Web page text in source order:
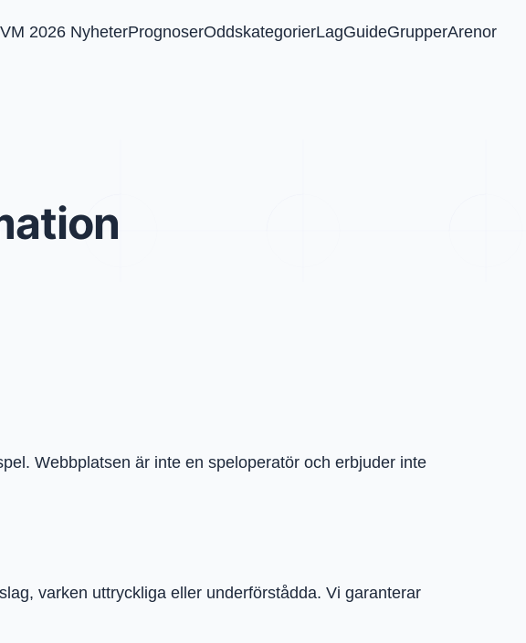
VM 2026 NyheterPrognoserOddskategorierLagGuideGrupperArenor
Webbplatsen är inte en speloperatör och erbjuder inte
varken uttryckliga eller underförstådda. Vi garanterar